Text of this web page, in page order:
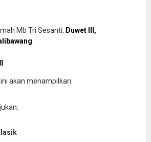
Mb Tri Sesanti, Duwet III,
akan menampilkan: